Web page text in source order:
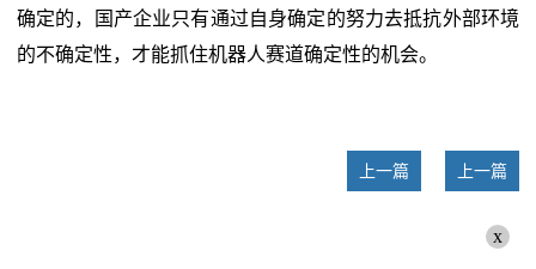
确定的，国产企业只有通过自身确定的努力去抵抗外部环境
的不确定性，才能抓住机器人赛道确定性的机会。
上一篇 上一篇
x